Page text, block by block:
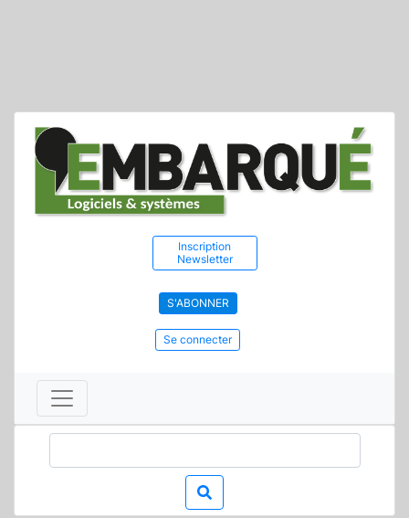
Inscription
Newsletter
S'ABONNER
Se connecter